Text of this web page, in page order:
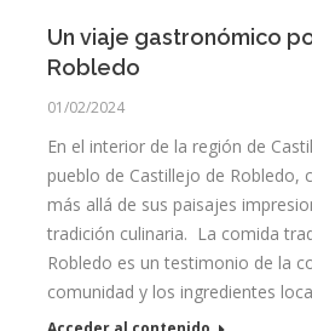
Un viaje gastronómico
Robledo
01/02/2024
En el interior de la región de
pueblo de Castillejo de Robledo,
más allá de sus paisajes
tradición culinaria. La comida
Robledo es un testimonio de la
comunidad y los ingredientes